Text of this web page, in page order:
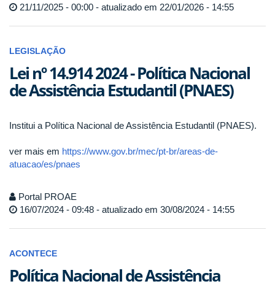
21/11/2025 - 00:00 - atualizado em 22/01/2026 - 14:55
LEGISLAÇÃO
Lei nº 14.914 2024 - Política Nacional
de Assistência Estudantil (PNAES)
Institui a Política Nacional de Assistência Estudantil (PNAES).
ver mais em https://www.gov.br/mec/pt-br/areas-de-
atuacao/es/pnaes
Portal PROAE
16/07/2024 - 09:48 - atualizado em 30/08/2024 - 14:55
ACONTECE
Política Nacional de Assistência